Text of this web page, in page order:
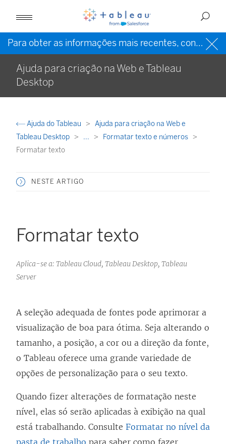
Para obter as informações mais recentes, consulte a
Ajuda para criação na Web e Tableau
Desktop
Ajuda do Tableau
Ajuda para criação na Web e
Tableau Desktop
...
Formatar texto e números
Formatar texto
NESTE ARTIGO
Formatar texto
Aplica-se a: Tableau Cloud, Tableau Desktop, Tableau
Server
A seleção adequada de fontes pode aprimorar a
visualização de boa para ótima. Seja alterando o
tamanho, a posição, a cor ou a direção da fonte,
o Tableau oferece uma grande variedade de
opções de personalização para o seu texto.
Quando fizer alterações de formatação neste
nível, elas só serão aplicadas à exibição na qual
está trabalhando. Consulte Formatar no nível da